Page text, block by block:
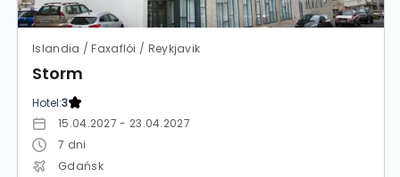
Islandia / Faxaflói / Reykjavik
Storm
Hotel:3
15.04.2027 - 23.04.2027
7 dni
Gdańsk